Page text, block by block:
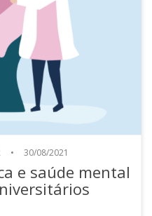
• 30/08/2021
e saúde mental